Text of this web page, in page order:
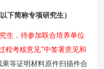
下简称专项研究生）
生，待参加联合培养单位
程考核意见”中签署意见和
果等证明材料原件扫描件合